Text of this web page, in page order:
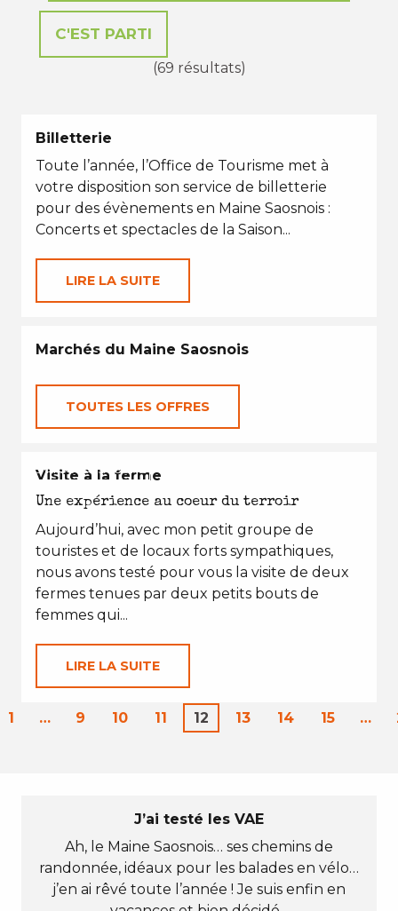
(69 résultats)
Billetterie
Toute l’année, l’Office de Tourisme met à
votre disposition son service de billetterie
pour des évènements en Maine Saosnois :
Concerts et spectacles de la Saison...
LIRE LA SUITE
Marchés du Maine Saosnois
TOUTES LES OFFRES
EN TOUTES SAISONS
Visite à la ferme
Une expérience au coeur du terroir
Aujourd’hui, avec mon petit groupe de
touristes et de locaux forts sympathiques,
nous avons testé pour vous la visite de deux
fermes tenues par deux petits bouts de
femmes qui...
LIRE LA SUITE
1 … 9 10 11 12 13 14 15 …
J’ai testé les VAE
Ah, le Maine Saosnois… ses chemins de
randonnée, idéaux pour les balades en vélo…
j’en ai rêvé toute l’année ! Je suis enfin en